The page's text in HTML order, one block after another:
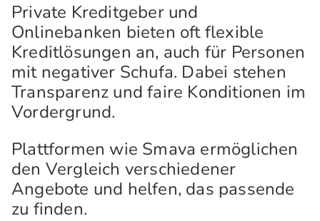
Private Kreditgeber und
Onlinebanken bieten oft flexible
Kreditlösungen an, auch für Personen
mit negativer Schufa. Dabei stehen
Transparenz und faire Konditionen im
Vordergrund.
Plattformen wie Smava ermöglichen
den Vergleich verschiedener
Angebote und helfen, das passende
zu finden.